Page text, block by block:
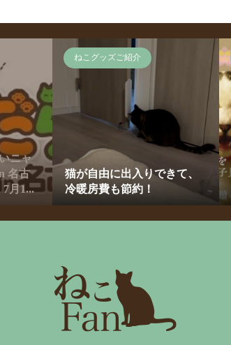
ニャ
名古
月1...
ねこグッズご紹介
猫が自由に出入りできて、
冷暖房費も節約！